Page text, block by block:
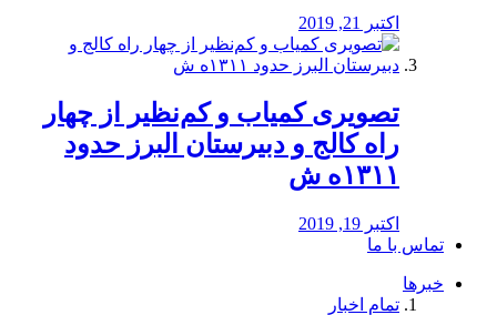
اکتبر 21, 2019
️تصویری کمیاب و کم‌نظیر از چهار
راه كالج و دبيرستان البرز حدود
۱۳۱۱ه ش
اکتبر 19, 2019
تماس با ما
خبرها
تمام اخبار